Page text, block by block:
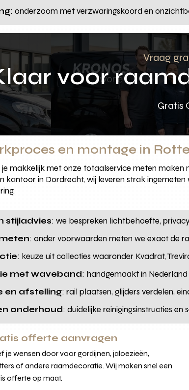
: onderzoom met verzwaringskoord en
Vraag
voor
Gratis
en montage in
makkelijk met onze totaalservice meten
kantoor in Dordrecht, wij leveren strak
stijladvies: we bespreken lichtbehoefte,
: onder voorwaarden meten we exact de
: keuze uit collecties waaronder Kvadrat,
met waveband: handgemaakt in
en afstelling: rail plaatsen, glijders verdelen,
onderhoud: duidelijke reinigingsinstructies en
offerte aanvragen
je wensen door voor gordijnen, jaloezieën,
of andere raamdecoratie. Wij maken snel een
offerte op maat.